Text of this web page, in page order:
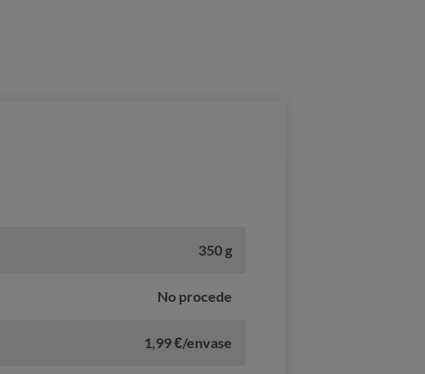
350 g
No procede
1,99 €/envase